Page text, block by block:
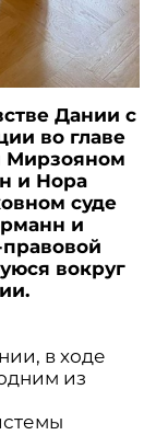
Дании с
во главе
Мирзояном
и Нора
суде
и
вокруг
в ходе
из